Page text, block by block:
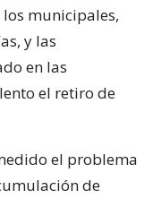
municipales,
y las
en las
el retiro de
el problema
de